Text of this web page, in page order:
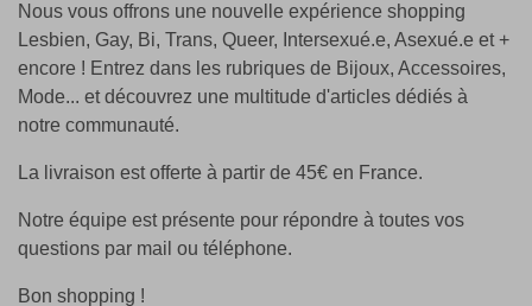
Entretien : lavage à 30°C sur l'envers (pas de sèche
linge)
Tailles: du S au 2XL
Conçu pour offrir confort et style, notre débardeur "
supérieure pour une sensation agréable tout au long de
la journée. Sa coupe moderne et flatteuse en fait le
choix idéal pour vos marches lors des
Faites partie du mouvement pour l'amour et
Nous vous offrons une nouvelle expérience shopping
Lesbien, Gay, Bi, Trans, Queer, Intersexué.e, Asexué.e et +
encore ! Entrez dans les rubriques de Bijoux, Accessoires,
Mode... et découvrez une multitude d'articles dédiés à
notre communauté.
La livraison est offerte à partir de 45€ en France.
Notre équipe est présente pour répondre à toutes vos
questions par mail ou téléphone.
Bon shopping !